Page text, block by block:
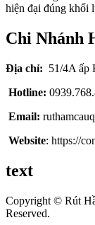
hiện đại đúng khối
Chi Nhánh
Địa chỉ: 51/4A ấp
Hotline:
Email:
Website: https://
text
Copyright © Rút
Reserved.